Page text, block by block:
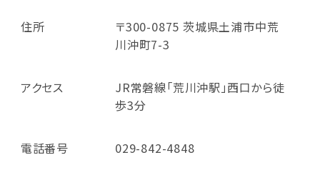
住所
〒300-0875 茨城県土浦市中荒
川沖町7-3
アクセス
JR常磐線「荒川沖駅」西口から徒
歩3分
電話番号 029-842-4848